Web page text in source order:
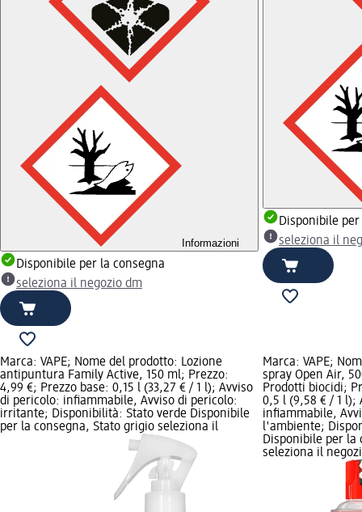
Informazioni
Disponibile per la consegna
seleziona il negozio dm
Disponibile
seleziona il
Marca: VAPE; Nome del prodotto: Lozione
antipuntura Family Active, 150 ml; Prezzo:
4,99 €; Prezzo base: 0,15 l (33,27 € / 1 l); Avviso
di pericolo: infiammabile, Avviso di pericolo:
irritante; Disponibilità: Stato verde Disponibile
per la consegna, Stato grigio seleziona il
Marca: VAPE;
spray Open Air,
Prodotti biocidi;
0,5 l (9,58 € / 1 l);
infiammabile,
l'ambiente;
Disponibile per la
seleziona il